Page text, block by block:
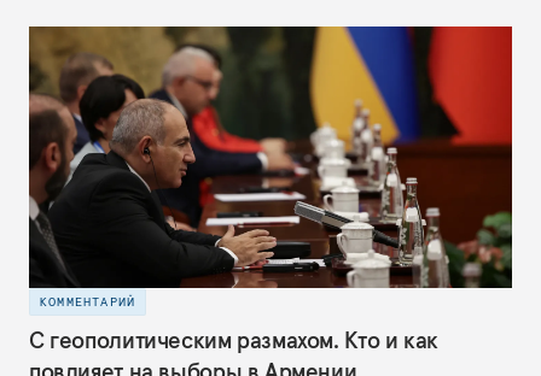
КОММЕНТАРИЙ
С геополитическим размахом. Кто и как